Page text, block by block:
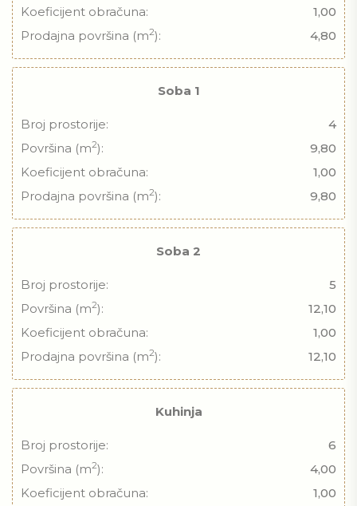
Koeficijent obračuna:
1,00
Prodajna površina (m2): 4,80
Soba 1
Broj prostorije:
4
Površina (m2):
9,80
Koeficijent obračuna:
1,00
Prodajna površina (m2): 9,80
Soba 2
Broj prostorije:
5
Površina (m2):
12,10
Koeficijent obračuna:
1,00
Prodajna površina (m2): 12,10
Kuhinja
Broj prostorije:
6
Površina (m2):
4,00
Koeficijent obračuna:
1,00